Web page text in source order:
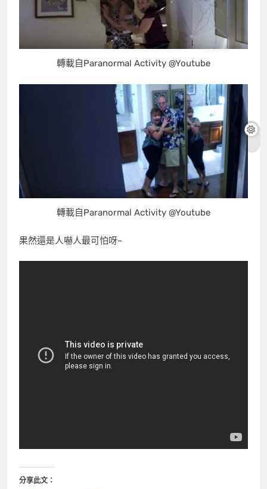
轉載自Paranormal Activity @Youtube
轉載自Paranormal Activity @Youtube
果然還是人嚇人最可怕呀~
分享此文：